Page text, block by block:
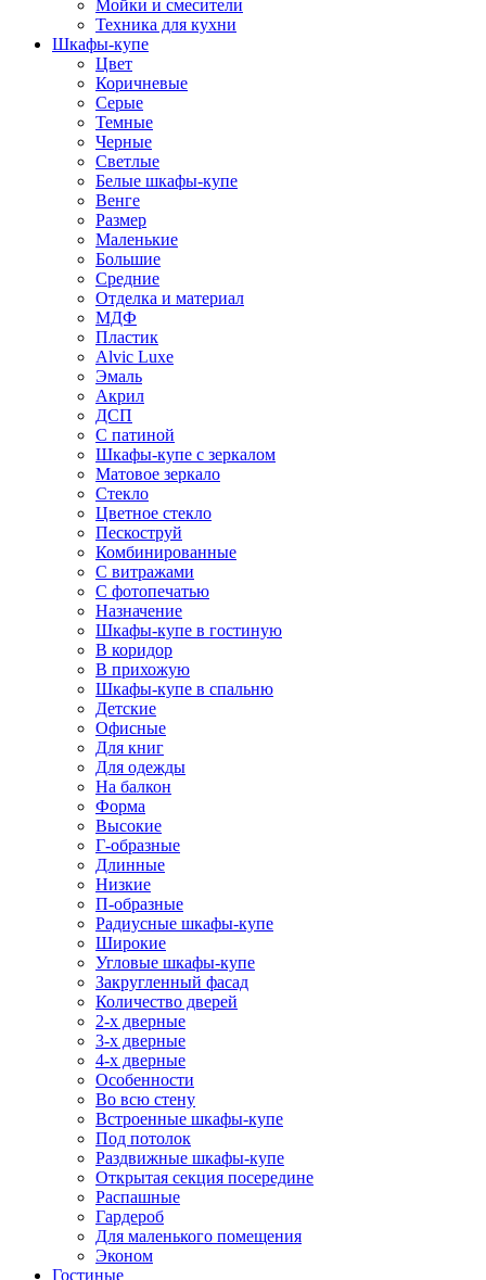
Мойки и смесители
Техника для кухни
Шкафы-купе
Цвет
Коричневые
Серые
Темные
Черные
Светлые
Белые шкафы-купе
Венге
Размер
Маленькие
Большие
Средние
Отделка и материал
МДФ
Пластик
Alvic Luxe
Эмаль
Акрил
ДСП
С патиной
Шкафы-купе с зеркалом
Матовое зеркало
Стекло
Цветное стекло
Пескоструй
Комбинированные
С витражами
С фотопечатью
Назначение
Шкафы-купе в гостиную
В коридор
В прихожую
Шкафы-купе в спальню
Детские
Офисные
Для книг
Для одежды
На балкон
Форма
Высокие
Г-образные
Длинные
Низкие
П-образные
Радиусные шкафы-купе
Широкие
Угловые шкафы-купе
Закругленный фасад
Количество дверей
2-х дверные
3-х дверные
4-х дверные
Особенности
Во всю стену
Встроенные шкафы-купе
Под потолок
Раздвижные шкафы-купе
Открытая секция посередине
Распашные
Гардероб
Для маленького помещения
Эконом
Гостиные